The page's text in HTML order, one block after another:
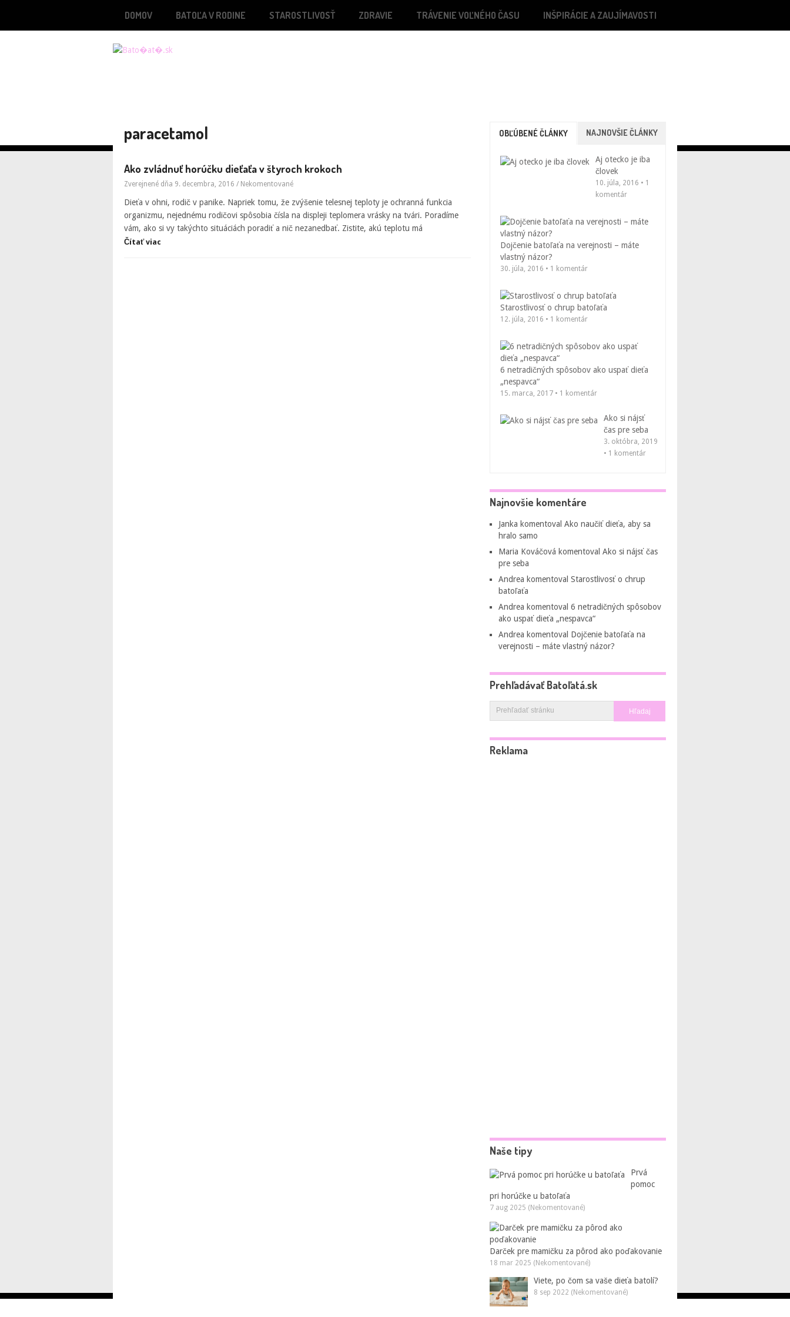
DOMOV BATOĽA V RODINE STAROSTLIVOSŤ ZDRAVIE TRÁVENIE VOĽNÉHO ČASU INŠPIRÁCIE A ZAUJÍMAVOSTI
paracetamol
Ako zvládnuť horúčku dieťaťa v štyroch krokoch
Zverejnené dňa 9. decembra, 2016 / Nekomentované
Dieťa v ohni, rodič v panike. Napriek tomu, že zvýšenie telesnej teploty je ochranná funkcia
organizmu, nejednému rodičovi spôsobia čísla na displeji teplomera vrásky na tvári. Poradíme
vám, ako si vy takýchto situáciách poradiť a nič nezanedbať. Zistite, akú teplotu má
Čítať viac
OBĽÚBENÉ ČLÁNKY NAJNOVŠIE ČLÁNKY
Aj otecko je iba
človek
10. júla, 2016 • 1
komentár
Dojčenie batoľaťa na verejnosti – máte
vlastný názor?
30. júla, 2016 • 1 komentár
Starostlivosť o chrup batoľaťa
12. júla, 2016 • 1 komentár
6 netradičných spôsobov ako uspať dieťa
„nespavca“
15. marca, 2017 • 1 komentár
Ako si nájsť
čas pre seba
3. októbra, 2019
• 1 komentár
Najnovšie komentáre
Janka komentoval Ako naučiť dieťa, aby sa
hralo samo
Maria Kováčová komentoval Ako si nájsť čas
pre seba
Andrea komentoval Starostlivosť o chrup
batoľaťa
Andrea komentoval 6 netradičných spôsobov
ako uspať dieťa „nespavca“
Andrea komentoval Dojčenie batoľaťa na
verejnosti – máte vlastný názor?
Prehľadávať Batoľatá.sk
Reklama
Naše tipy
Prvá
pomoc
pri horúčke u batoľaťa
7 aug 2025 (Nekomentované)
Darček pre mamičku za pôrod ako poďakovanie
18 mar 2025 (Nekomentované)
Viete, po čom sa vaše dieťa batolí?
8 sep 2022 (Nekomentované)